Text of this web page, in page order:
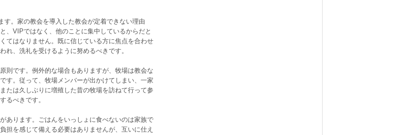
。家の教会を導入した教会が定着できない理由
、VIPではなく、他のことに集中しているからだと
てはなりません。既に信じている方に焦点を合わせ
れ、洗礼を受けるように努めるべきです。
則です。例外的な場合もありますが、牧場は教会な
す。従って、牧場メンバーが出かけてしまい、一家
たは久しぶりに増殖した昔の牧場を訪ねて行って参
るべきです。
あります。ごはんをいっしょに食べないのは家族で
担を感じて備える必要はありませんが、互いに仕え